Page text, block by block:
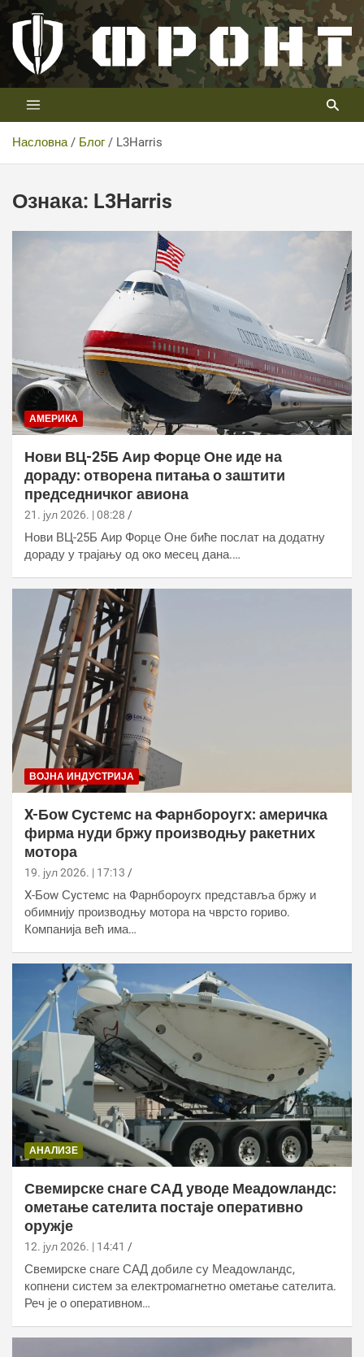
Скип
цонтент
Телевизија ФРОНТ
Први војни канал у Србији
Насловна Блог L3Harris
Ознака: L3Harris
АМЕРИКА
Нови ВЦ-25Б Аир Форце Оне иде на
дораду: отворена питања о заштити
председничког авиона
21. јул 2026. | 08:28
Нови ВЦ-25Б Аир Форце Оне биће послат на додатну
дораду у трајању од око месец дана.…
ВОЈНА ИНДУСТРИЈА
X-Боw Сyстемс на Фарнбороугх: америчка
фирма нуди бржу производњу ракетних
мотора
19. јул 2026. | 17:13
X-Боw Сyстемс на Фарнбороугх представља бржу и
обимнију производњу мотора на чврсто гориво.
Компанија већ има…
АНАЛИЗЕ
Свемирске снаге САД уводе Меадоwландс:
ометање сателита постаје оперативно
оружје
12. јул 2026. | 14:41
Свемирске снаге САД добиле су Меадоwландс,
копнени систем за електромагнетно ометање сателита.
Реч је о оперативном…